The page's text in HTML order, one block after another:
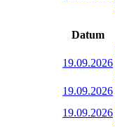
Datum
19.09.2026
19.09.2026
19.09.2026